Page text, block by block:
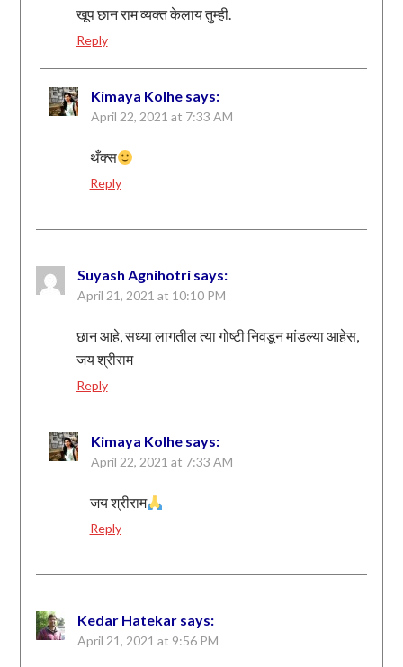
खूप छान राम व्यक्त केलाय तुम्ही.
Reply
Kimaya Kolhe says:
April 22, 2021 at 7:33 AM
थँक्स
Reply
Suyash Agnihotri says:
April 21, 2021 at 10:10 PM
छान आहे, सध्या लागतील त्या गोष्टी निवडून मांडल्या आहेस,
जय श्रीराम
Reply
Kimaya Kolhe says:
April 22, 2021 at 7:33 AM
जय श्रीराम
Reply
Kedar Hatekar says:
April 21, 2021 at 9:56 PM